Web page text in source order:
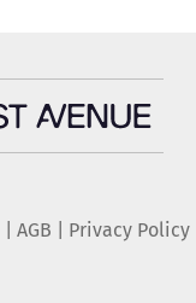
AGB Privacy Policy|